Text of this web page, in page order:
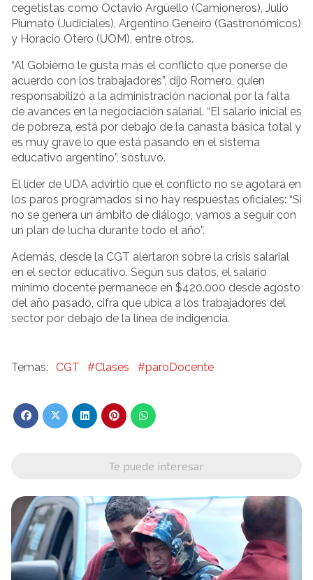
cegetistas como Octavio Argüello (Camioneros), Julio
Piumato (Judiciales), Argentino Geneiro (Gastronómicos)
y Horacio Otero (UOM), entre otros.
“Al Gobierno le gusta más el conflicto que ponerse de
acuerdo con los trabajadores”, dijo Romero, quien
responsabilizó a la administración nacional por la falta
de avances en la negociación salarial. “El salario inicial es
de pobreza, está por debajo de la canasta básica total y
es muy grave lo que está pasando en el sistema
educativo argentino”, sostuvo.
El líder de UDA advirtió que el conflicto no se agotará en
los paros programados si no hay respuestas oficiales: “Si
no se genera un ámbito de diálogo, vamos a seguir con
un plan de lucha durante todo el año”.
Además, desde la CGT alertaron sobre la crisis salarial
en el sector educativo. Según sus datos, el salario
mínimo docente permanece en $420.000 desde agosto
del año pasado, cifra que ubica a los trabajadores del
sector por debajo de la línea de indigencia.
CGT #Clases #paroDocente
Te puede interesar